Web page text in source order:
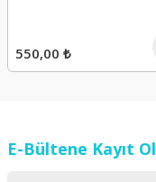
550,00 ₺
E-Bültene Kayıt